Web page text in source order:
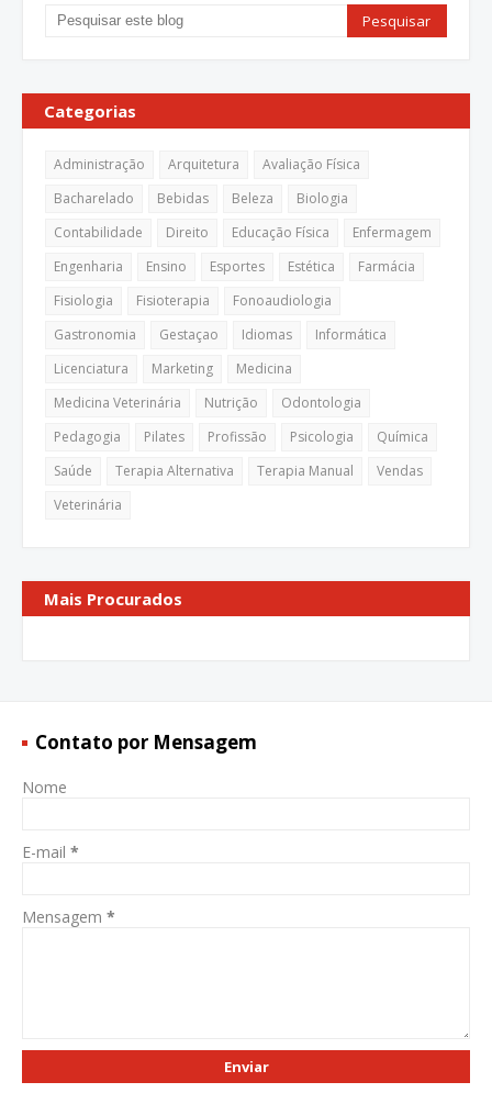
Categorias
Administração Arquitetura
Avaliação Física
Bacharelado
Bebidas Beleza
Biologia
Contabilidade
Direito Educação Física
Enfermagem
Engenharia
Ensino Esportes Estética
Farmácia
Fisiologia
Fisioterapia
Fonoaudiologia
Gastronomia
Gestaçao Idiomas
Informática
Licenciatura
Marketing
Medicina
Medicina Veterinária
Nutrição
Odontologia
Pedagogia
Pilates Profissão Psicologia
Química
Saúde
Terapia Alternativa Terapia Manual
Vendas
Veterinária
Mais Procurados
Contato por Mensagem
Nome
E-mail *
Mensagem *